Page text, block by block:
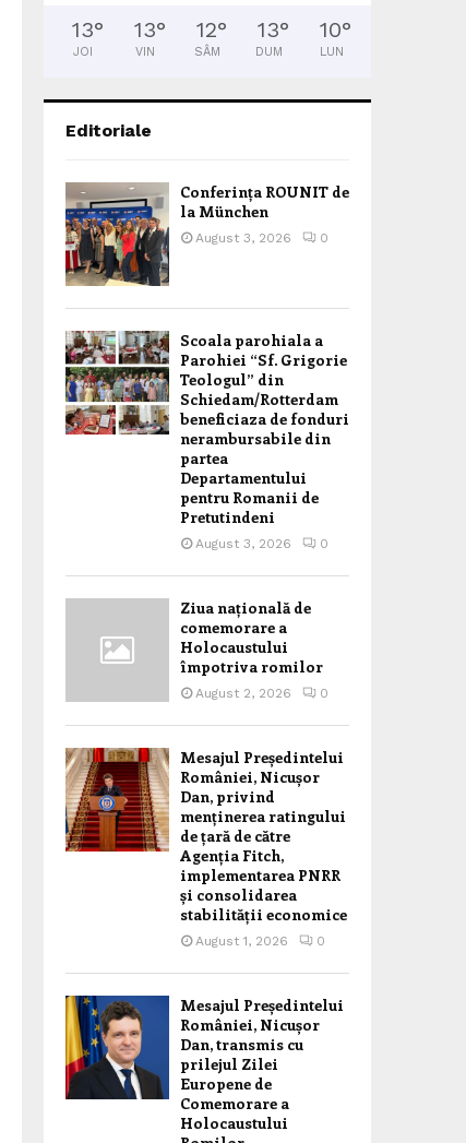
13°
JOI
13°
VIN
12°
SÂM
13°
DUM
10°
LUN
Editoriale
Conferința ROUNIT de
la München
August 3, 2026 0
Scoala parohiala a
Parohiei “Sf. Grigorie
Teologul” din
Schiedam/Rotterdam
beneficiaza de fonduri
nerambursabile din
partea
Departamentului
pentru Romanii de
Pretutindeni
August 3, 2026 0
Ziua națională de
comemorare a
Holocaustului
împotriva romilor
August 2, 2026 0
Mesajul Președintelui
României, Nicușor
Dan, privind
menținerea ratingului
de țară de către
Agenția Fitch,
implementarea PNRR
și consolidarea
stabilității economice
August 1, 2026 0
Mesajul Președintelui
României, Nicușor
Dan, transmis cu
prilejul Zilei
Europene de
Comemorare a
Holocaustului